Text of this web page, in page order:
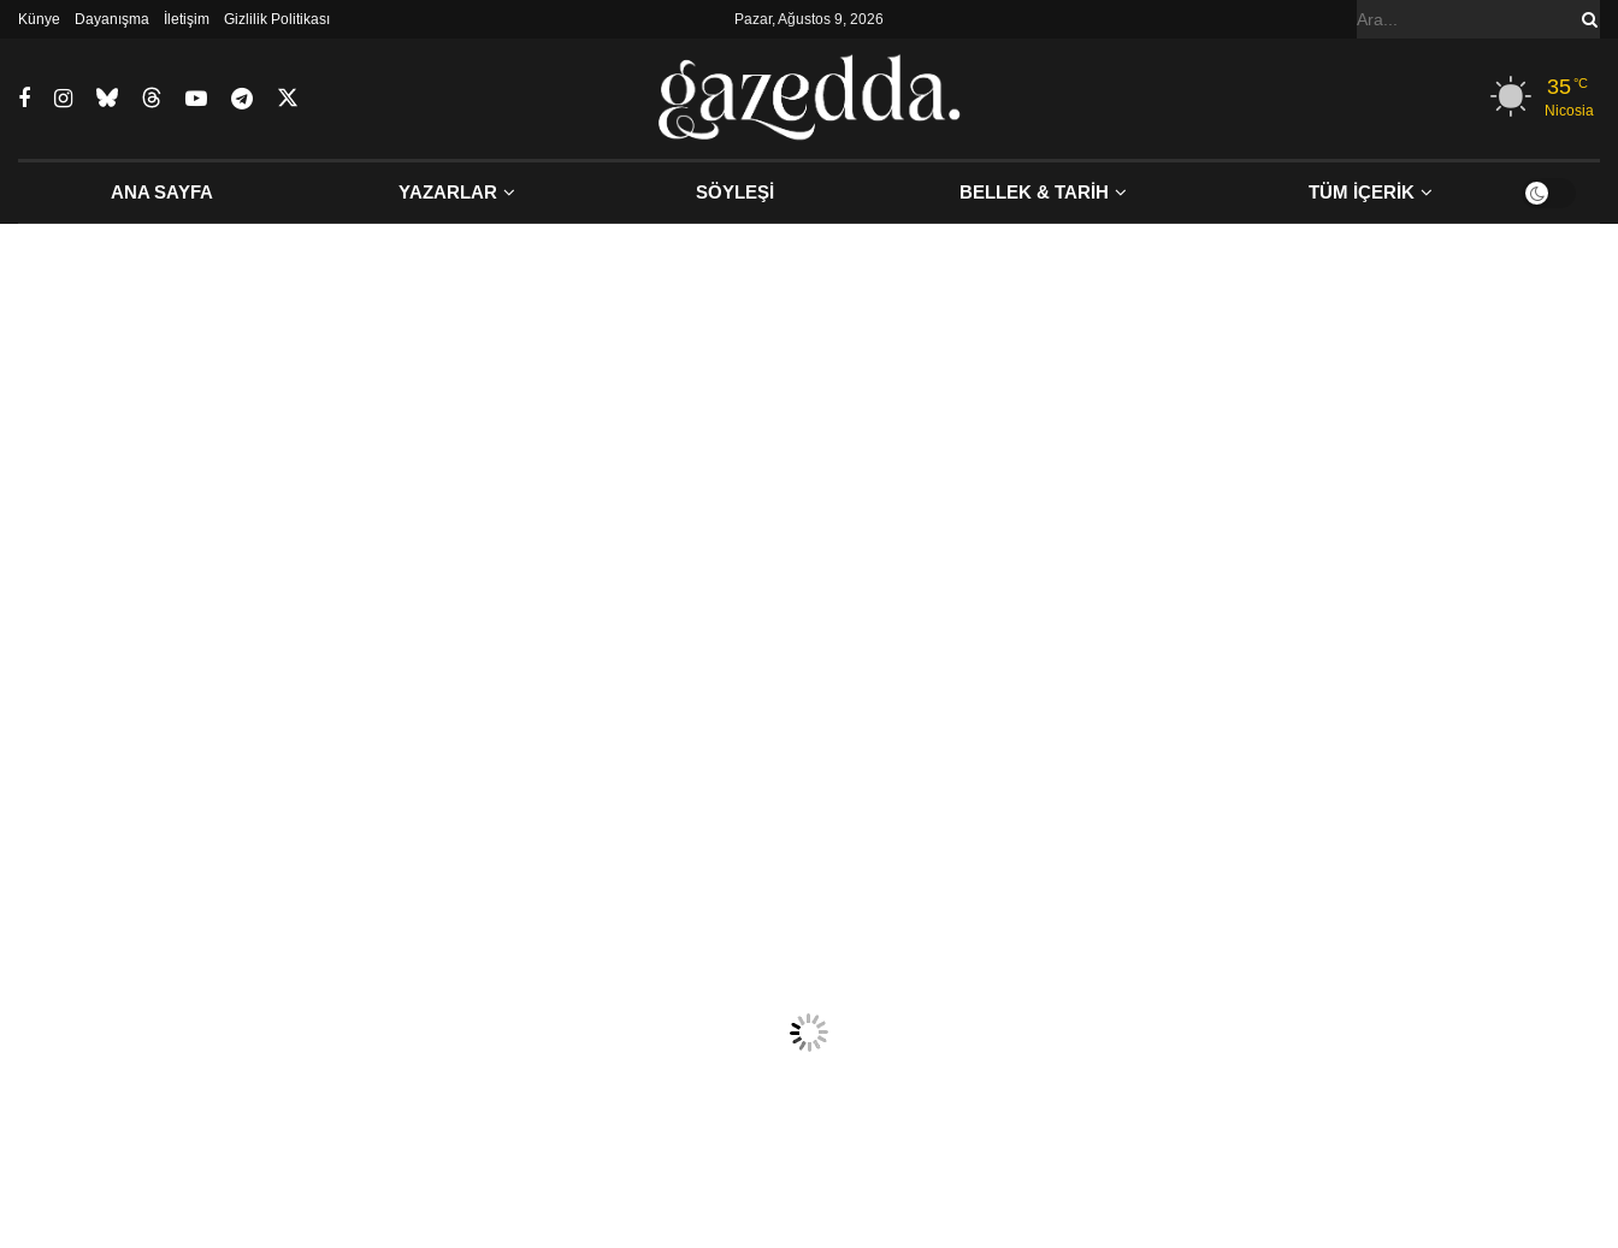
Künye Dayanışma İletişim Gizlilik Politikası Pazar, Ağustos 9, 2026
35°C
Nicosia
ANA SAYFA YAZARLAR SÖYLEŞİ BELLEK & TARİH TÜM İÇERİK